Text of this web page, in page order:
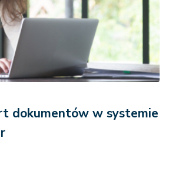
dokumentów w systemie